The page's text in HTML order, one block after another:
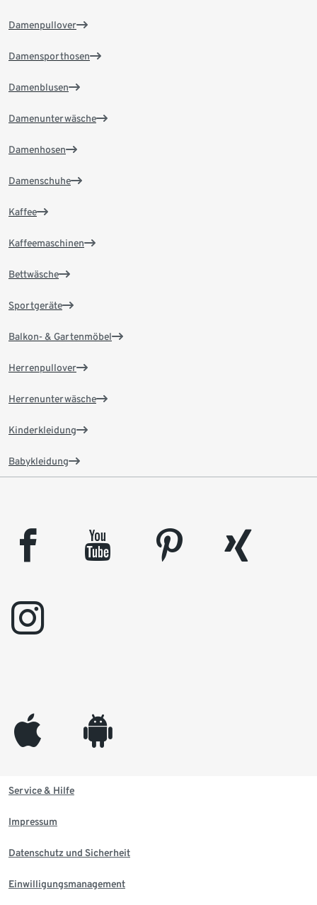
Damenpullover
Damensporthosen
Damenblusen
Damenunterwäsche
Damenhosen
Damenschuhe
Kaffee
Kaffeemaschinen
Bettwäsche
Sportgeräte
Balkon- & Gartenmöbel
Herrenpullover
Herrenunterwäsche
Kinderkleidung
Babykleidung
facebook youtube pinterest
xing
instagram
appleinc android
Service & Hilfe
Impressum
Datenschutz und Sicherheit
Einwilligungsmanagement